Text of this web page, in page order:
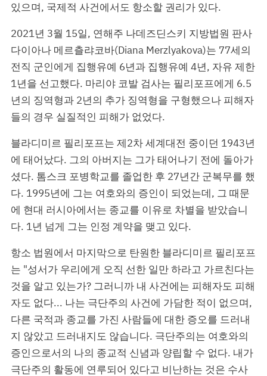
있으며, 국제적 사건에서도 항소할 권리가 있다.
2021년 3월 15일, 연해주 나데즈딘스키 지방법원 판사
다이아나 메르츨랴코바(Diana Merzlyakova)는 77세의
전직 군인에게 집행유예 6년과 집행유예 4년, 자유 제한
1년을 선고했다. 마리야 코발 검사는 필리포프에게 6.5
년의 징역형과 2년의 추가 징역형을 구형했으나 피해자
들의 경우 실질적인 피해가 없었다.
블라디미르 필리포프는 제2차 세계대전 중이던 1943년
에 태어났다. 그의 아버지는 그가 태어나기 전에 돌아가
셨다. 톰스크 포병학교를 졸업한 후 27년간 군복무를 했
다. 1995년에 그는 여호와의 증인이 되었는데, 그 때문
에 현대 러시아에서는 종교를 이유로 차별을 받았습니
다. 1년 넘게 그는 인정 계약을 맺고 있다.
항소 법원에서 마지막으로 탄원한 블라디미르 필리포프
는 "성서가 우리에게 오직 선한 일만 하라고 가르친다는
것을 알고 있는가? 그러니까 내 사건에는 피해자도 피해
자도 없다... 나는 극단주의 사건에 가담한 적이 없으며,
다른 국적과 종교를 가진 사람들에 대한 증오를 드러내
지 않았고 드러내지도 않습니다. 극단주의는 여호와의
증인으로서의 나의 종교적 신념과 양립할 수 없다. 내가
극단주의 활동에 연루되어 있다고 비난하는 것은 수사